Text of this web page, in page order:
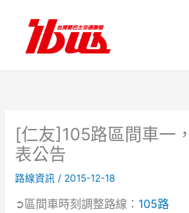
內
[仁友]105路區間車一
表公告
路線資訊 / 2015-12-18
➲區間車時刻調整路線： 105路